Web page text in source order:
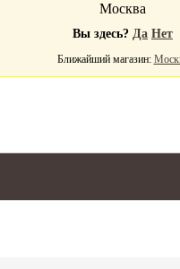
Москва
Вы здесь? Да Нет
Ближайший магазин: